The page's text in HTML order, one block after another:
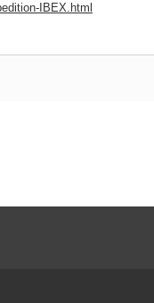
IBEX.html